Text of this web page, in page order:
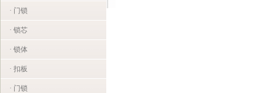
· 门锁
· 锁芯
· 锁体
· 扣板
· 门锁